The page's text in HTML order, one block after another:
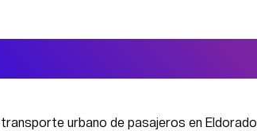
urbano de pasajeros en Eldorado